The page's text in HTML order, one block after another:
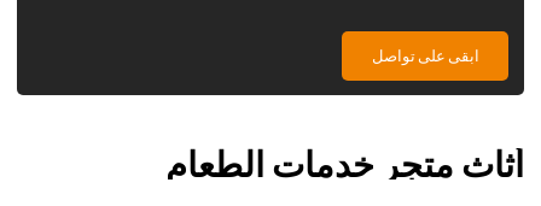
ابقى على تواصل
أثاث متجر خدمات الطعام